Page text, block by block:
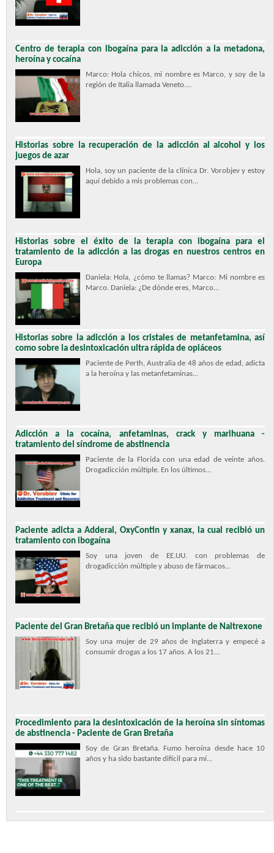
Centro de terapia con ibogaína para la adicción a la metadona,
heroína y cocaína
Marco: Hola chicos, mi nombre es Marco, y soy de la
región de Italia llamada Veneto....
Historias sobre la recuperación de la adicción al alcohol y los
juegos de azar
Hola, soy un paciente de la clínica Dr. Vorobjev y estoy
aquí debido a mis problemas con...
Historias sobre el éxito de la terapia con ibogaína para el
tratamiento de la adicción a las drogas en nuestros centros en
Europa
Daniela: Hola, ¿cómo te llamas? Marco: Mi nombre es
Marco. Daniela: ¿De dónde eres, Marco...
Historias sobre la adicción a los cristales de metanfetamina, así
como sobre la desintoxicación ultra rápida de opiáceos
Paciente de Perth, Australia de 48 años de edad, adicta
a la heroína y las metanfetaminas...
Adicción a la cocaína, anfetaminas, crack y marihuana -
tratamiento del síndrome de abstinencia
Paciente de la Florida con una edad de veinte años.
Drogadicción múltiple. En los últimos...
Paciente adicta a Adderal, OxyContin y xanax, la cual recibió un
tratamiento con ibogaína
Soy una joven de EE.UU. con problemas de
drogadicción múltiple y abuso de fármacos...
Paciente del Gran Bretaña que recibió un implante de Naltrexone
Soy una mujer de 29 años de Inglaterra y empecé a
consumir drogas a los 17 años. A los 21...
Procedimiento para la desintoxicación de la heroína sin síntomas
de abstinencia - Paciente de Gran Bretaña
Soy de Gran Bretaña. Fumo heroína desde hace 10
años y ha sido bastante difícil para mí...